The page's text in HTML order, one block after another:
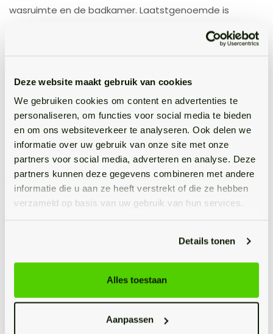
Deze website maakt gebruik van cookies
We gebruiken cookies om content en advertenties te
personaliseren, om functies voor social media te bieden
en om ons websiteverkeer te analyseren. Ook delen we
informatie over uw gebruik van onze site met onze
partners voor social media, adverteren en analyse. Deze
partners kunnen deze gegevens combineren met andere
informatie die u aan ze heeft verstrekt of die ze hebben
verzameld op basis van uw gebruik van hun services.
Details tonen
Alles toestaan
Aanpassen
wasruimte en de badkamer. Laatstgenoemde is
Je loopt via de trap in de hal naar de overloop van de
eerste verdieping, die toegang biedt tot de twee
slaapkamers en een gangkast met de cv-ketel.
De grootste slaapkamer ligt over de volledige breedte
van de woning aan de voorzijde en is voorzien van veel
daglichttoetreding door de vele ramen, keurige
afwerkingen en meer dan genoeg ruimte voor alle
bedroom. De kamer aan de achterzijde is tevens netjes
afgewerkt en is goed te gebruiken als tweede
slaapkamer. Je kan deze ruimte naar wens uiteraard
ook inzetten voor andere doeleinden. Een
voor al je kleding en schoenen?